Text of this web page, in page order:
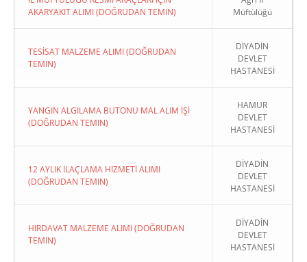
AKARYAKIT ALIMI (DOĞRUDAN TEMIN)
Müftülüğü
TESİSAT MALZEME ALIMI (DOĞRUDAN
TEMIN)
DİYADİN
DEVLET
HASTANESİ
YANGIN ALGILAMA BUTONU MAL ALIM İŞİ
(DOĞRUDAN TEMIN)
HAMUR
DEVLET
HASTANESİ
12 AYLIK İLAÇLAMA HİZMETİ ALIMI
(DOĞRUDAN TEMIN)
DİYADİN
DEVLET
HASTANESİ
HIRDAVAT MALZEME ALIMI (DOĞRUDAN
TEMIN)
DİYADİN
DEVLET
HASTANESİ